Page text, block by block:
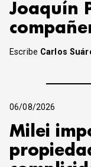
Joaquín
Escribe Carlos
06/08/2026
Milei